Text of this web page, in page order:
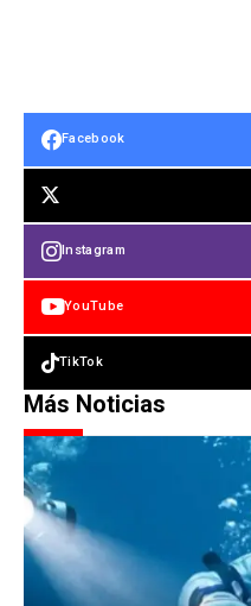
Facebook
Instagram
YouTube
TikTok
Más Noticias